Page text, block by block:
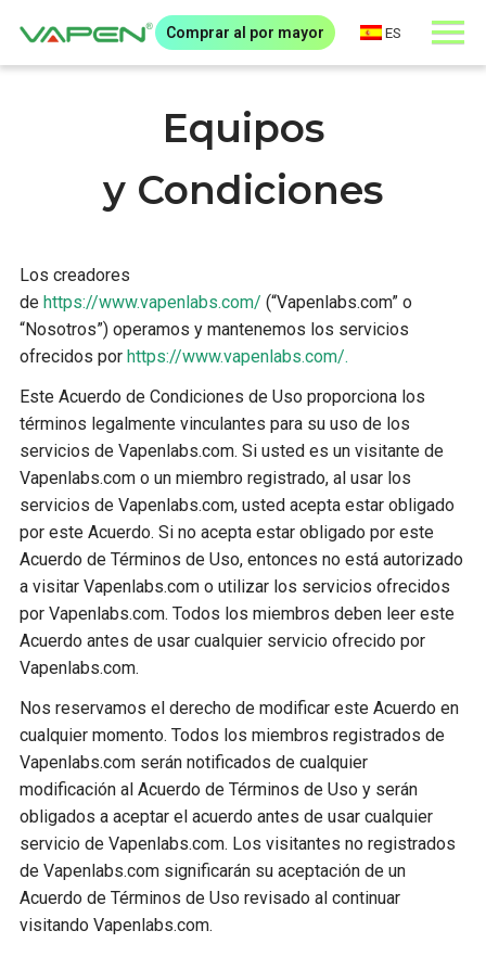
Comprar al por mayor ES
Equipos
y Condiciones
Los creadores
dehttps://www.vapenlabs.com/ (“Vapenlabs.com” o
“Nosotros”) operamos y mantenemos los servicios
ofrecidos porhttps://www.vapenlabs.com/.
Este Acuerdo de Condiciones de Uso proporciona los
términos legalmente vinculantes para su uso de los
servicios de Vapenlabs.com. Si usted es un visitante de
Vapenlabs.com o un miembro registrado, al usar los
servicios de Vapenlabs.com, usted acepta estar obligado
por este Acuerdo. Si no acepta estar obligado por este
Acuerdo de Términos de Uso, entonces no está autorizado
a visitar Vapenlabs.com o utilizar los servicios ofrecidos
por Vapenlabs.com. Todos los miembros deben leer este
Acuerdo antes de usar cualquier servicio ofrecido por
Vapenlabs.com.
Nos reservamos el derecho de modificar este Acuerdo en
cualquier momento. Todos los miembros registrados de
Vapenlabs.com serán notificados de cualquier
modificación al Acuerdo de Términos de Uso y serán
obligados a aceptar el acuerdo antes de usar cualquier
servicio de Vapenlabs.com. Los visitantes no registrados
de Vapenlabs.com significarán su aceptación de un
Acuerdo de Términos de Uso revisado al continuar
visitando Vapenlabs.com.